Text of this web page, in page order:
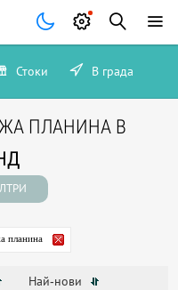
Стоки В града
ПЛАНИНА В
планина
Най-нови